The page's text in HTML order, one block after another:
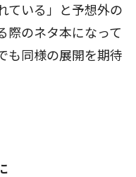
ている」と予想外の
際のネタ本になって
も同様の展開を期待